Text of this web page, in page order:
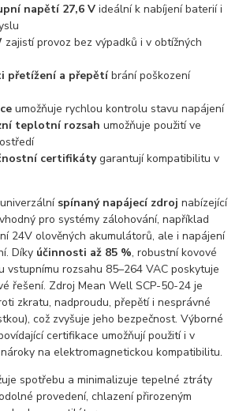
napětí 27,6 V ideální k nabíjení baterií i
zajistí provoz bez výpadků i v obtížných
přetížení a přepětíbrání poškození
umožňuje rychlou kontrolu stavu napájení
teplotní rozsah umožňuje použití ve
certifikátygarantují kompatibilitu v
spínaný napájecí zdroj nabízející
pro systémy zálohování, například
24V olověných akumulátorů, ale i napájení
Díky účinnosti až 85 %, robustní kovové
vstupnímu rozsahu 85–264 VAC poskytuje
řešení. Zdroj Mean Well SCP-50-24 je
zkratu, nadproudu, přepětí i nesprávné
což zvyšuje jeho bezpečnost. Výborné
certifikace umožňují použití i v
na elektromagnetickou kompatibilitu.
spotřebu a minimalizuje tepelné ztráty
provedení, chlazení přirozeným